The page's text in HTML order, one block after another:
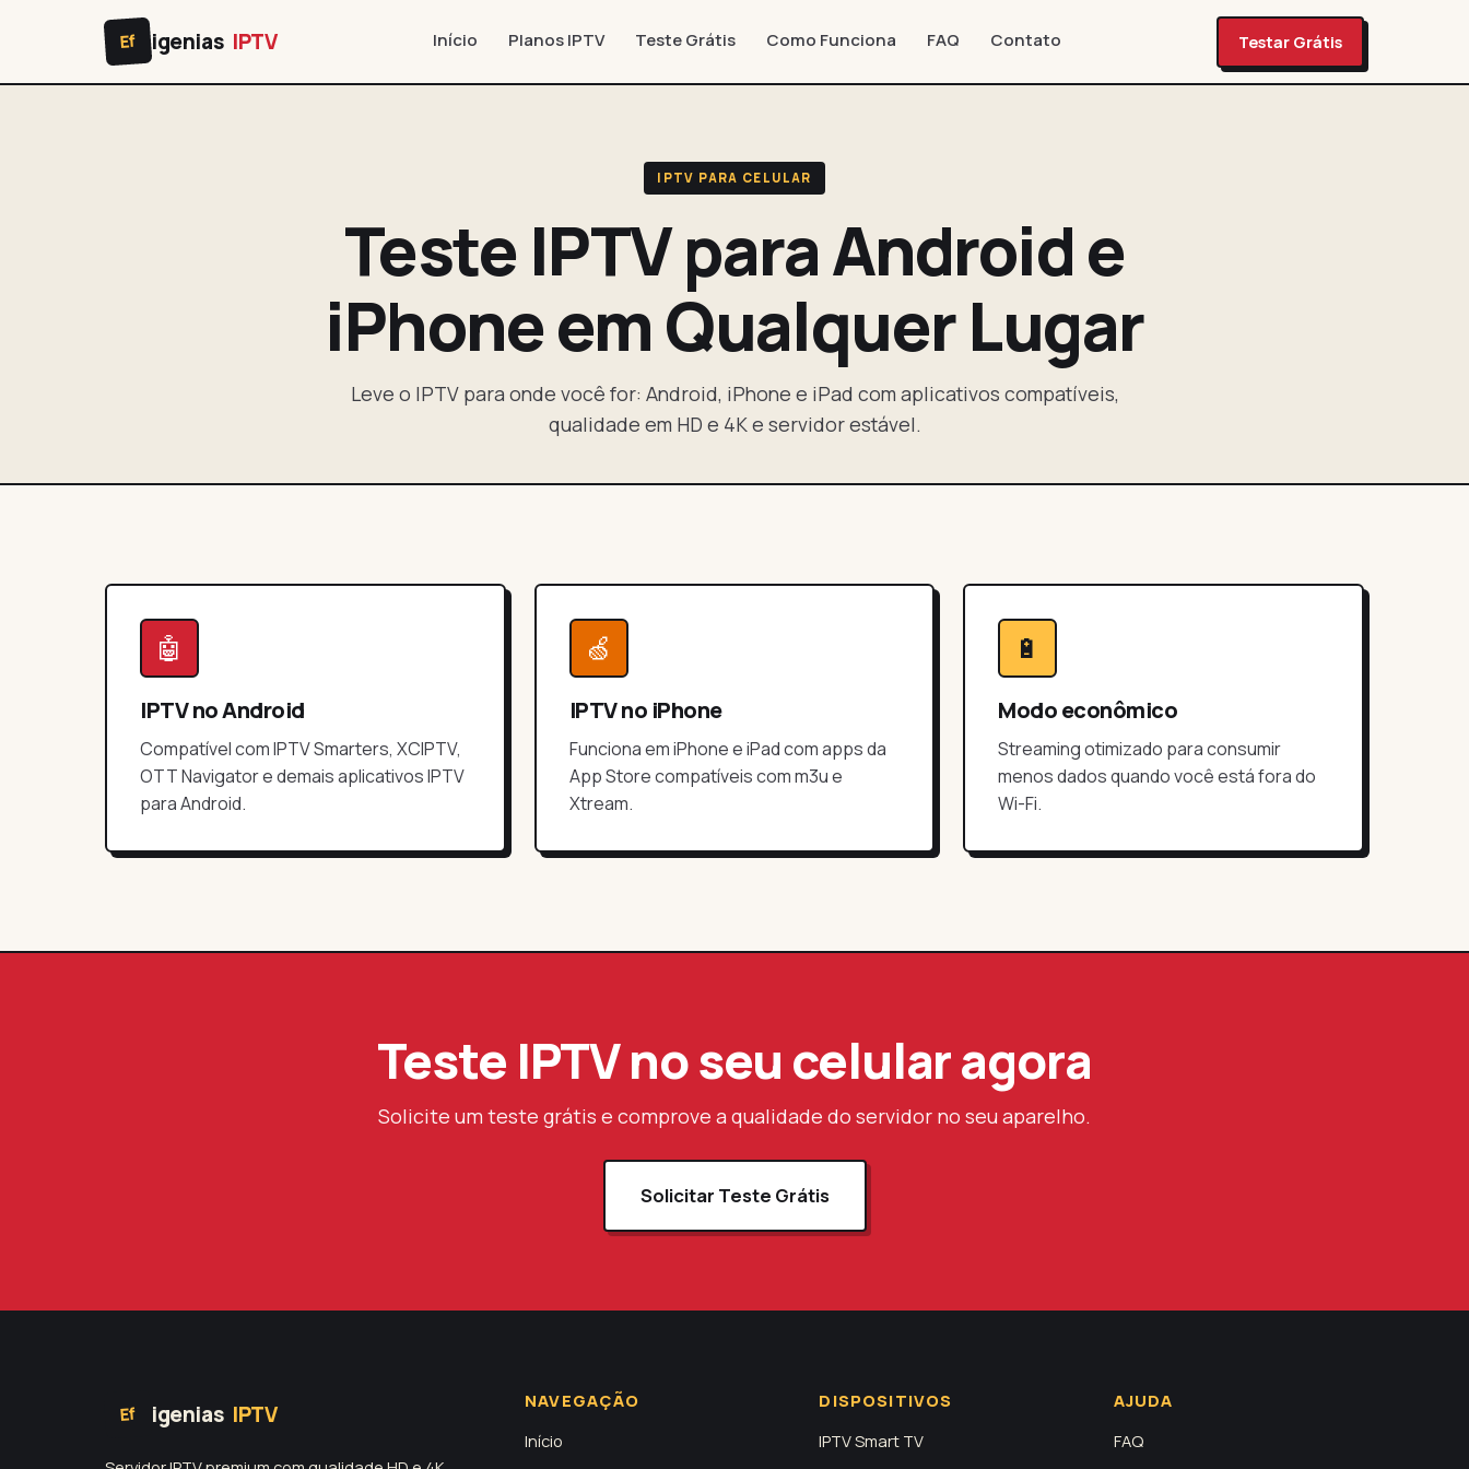
Ef igenias IPTV Início Planos IPTV Teste Grátis Como Funciona FAQ Contato Testar Grátis
IPTV PARA CELULAR
Teste IPTV para Android e
iPhone em Qualquer Lugar
Leve o IPTV para onde você for: Android, iPhone e iPad com aplicativos compatíveis,
qualidade em HD e 4K e servidor estável.
🤖
IPTV no Android
Compatível com IPTV Smarters, XCIPTV,
OTT Navigator e demais aplicativos IPTV
para Android.
🍏
IPTV no iPhone
Funciona em iPhone e iPad com apps da
App Store compatíveis com m3u e
Xtream.
🔋
Modo econômico
Streaming otimizado para consumir
menos dados quando você está fora do
Wi-Fi.
Teste IPTV no seu celular agora
Solicite um teste grátis e comprove a qualidade do servidor no seu aparelho.
Solicitar Teste Grátis
Ef igenias IPTV
NAVEGAÇÃO
Início
DISPOSITIVOS
IPTV Smart TV
AJUDA
FAQ